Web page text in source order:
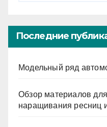
Последние
Модельный ряд
Обзор материалов
наращивания ресниц